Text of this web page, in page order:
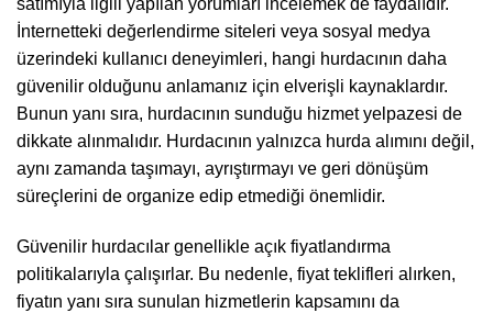
satımıyla ilgili yapılan yorumları incelemek de faydalıdır.
İnternetteki değerlendirme siteleri veya sosyal medya
üzerindeki kullanıcı deneyimleri, hangi hurdacının daha
güvenilir olduğunu anlamanız için elverişli kaynaklardır.
Bunun yanı sıra, hurdacının sunduğu hizmet yelpazesi de
dikkate alınmalıdır. Hurdacının yalnızca hurda alımını değil,
aynı zamanda taşımayı, ayrıştırmayı ve geri dönüşüm
süreçlerini de organize edip etmediği önemlidir.
Güvenilir hurdacılar genellikle açık fiyatlandırma
politikalarıyla çalışırlar. Bu nedenle, fiyat teklifleri alırken,
fiyatın yanı sıra sunulan hizmetlerin kapsamını da